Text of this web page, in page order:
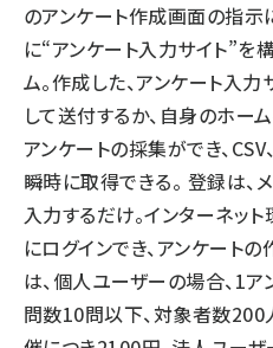
のアンケート作成画面の指示
に“アンケート入力サイト”を
ム。作成した、アンケート入
して送付するか、自身のホー
アンケートの採集ができ、
瞬時に取得できる。 登録は、
入力するだけ。インターネッ
にログインでき、アンケート
は、個人ユーザーの場合、1ア
問数10問以下、対象者数200